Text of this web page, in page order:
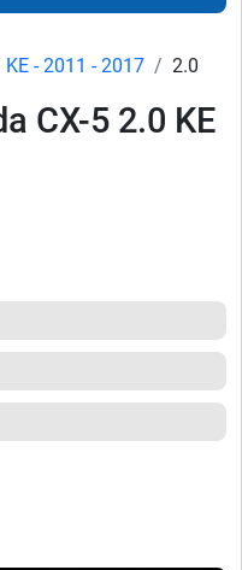
KE - 2011 - 2017 2.0
CX-5 2.0 KE